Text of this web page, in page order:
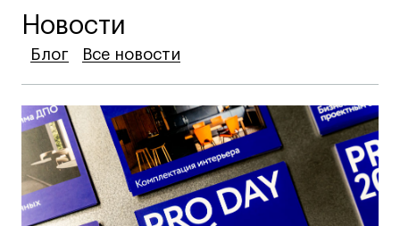
Лицензии и аккредитации
Для прессы
Ресурсы
Партнеры
Связи с индустрией
Вакансии
Контакты
Новости
Блог
Блог
Блог Все новости
Все новости
Все новости